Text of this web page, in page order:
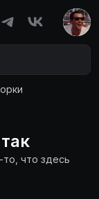
что здесь